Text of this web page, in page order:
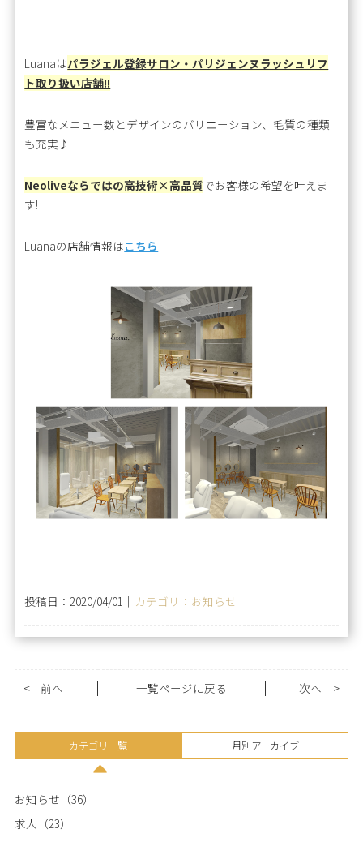
Luanaはパラジェル登録サロン・パリジェンヌラッシュリフ
ト取り扱い店舗!!
豊富なメニュー数とデザインのバリエーション、毛質の種類
も充実♪
Neoliveならではの高技術×高品質でお客様の希望を叶えま
す!
Luanaの店舗情報はこちら
投稿日：2020/04/01｜ カテゴリ：お知らせ
< 前へ 一覧ページに戻る >
次へ
カテゴリ一覧 月別アーカイブ
お知らせ（36）
求人（23）